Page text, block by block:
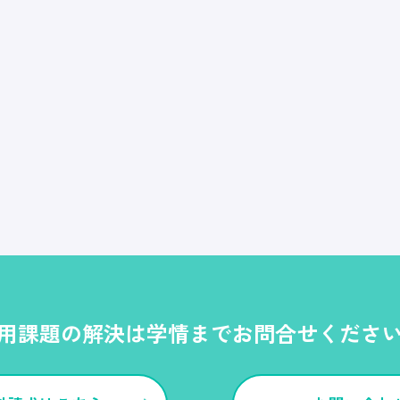
課題の解決は学情までお問合せくださ